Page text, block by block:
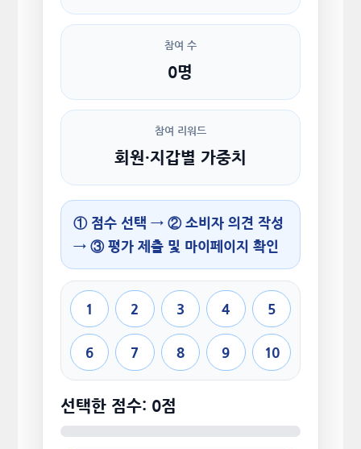
참여 수
0명
참여 리워드
회원·지갑별 가중치
① 점수 선택 → ② 소비자 의견 작성
→ ③ 평가 제출 및 마이페이지 확인
1 2 3 4 5
6 7 8 9 10
선택한 점수: 0점